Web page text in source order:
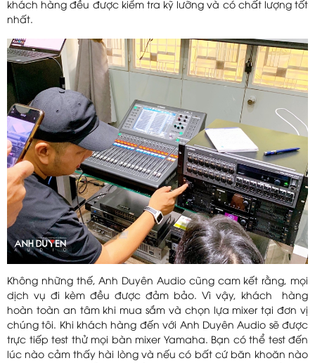
khách hàng đều được kiểm tra kỹ lưỡng và có chất lượng tốt
nhất.
Không những thế, Anh Duyên Audio cũng cam kết rằng, mọi
dịch vụ đi kèm đều được đảm bảo. Vì vậy, khách hàng
hoàn toàn an tâm khi mua sắm và chọn lựa mixer tại đơn vị
chúng tôi. Khi khách hàng đến với Anh Duyên Audio sẽ được
trực tiếp test thử mọi bàn mixer Yamaha. Bạn có thể test đến
lúc nào cảm thấy hài lòng và nếu có bất cứ băn khoăn nào